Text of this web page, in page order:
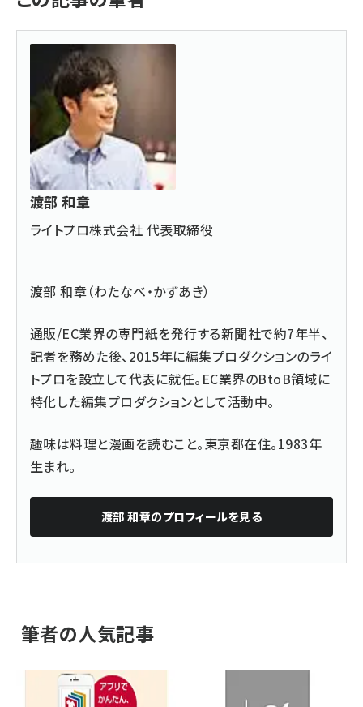
渡部 和章
ライトプロ株式会社 代表取締役
渡部 和章（わたなべ・かずあき）
通販/EC業界の専門紙を発行する新聞社で約7年半、
記者を務めた後、2015年に編集プロダクションのライ
トプロを設立して代表に就任。EC業界のBtoB領域に
特化した編集プロダクションとして活動中。
趣味は料理と漫画を読むこと。東京都在住。1983年
生まれ。
渡部 和章のプロフィールを見る
筆者の人気記事